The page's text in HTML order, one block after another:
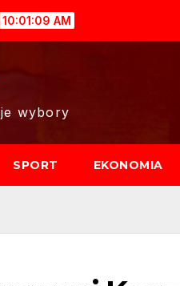
10:01:11 AM
wybory
SPORT EKONOMIA